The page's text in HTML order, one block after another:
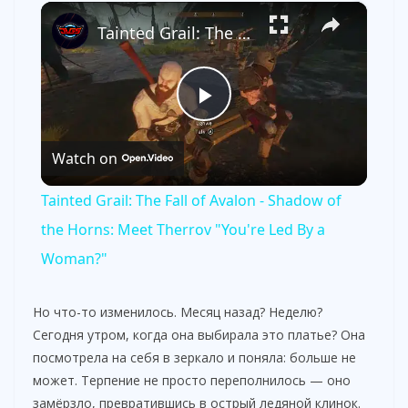
×
P
l
a
V
i
Tainted Grail: The Fall of Avalon - Shadow of the Horns: Meet Therrov "You're Led By a Woman?"
Watch on
Tainted Grail: The Fall of Avalon - Shadow of
the Horns: Meet Therrov "You're Led By a
Woman?"
Но что-то изменилось. Месяц назад? Неделю?
Сегодня утром, когда она выбирала это платье? Она
посмотрела на себя в зеркало и поняла: больше не
может. Терпение не просто переполнилось — оно
замёрзло, превратившись в острый ледяной клинок.